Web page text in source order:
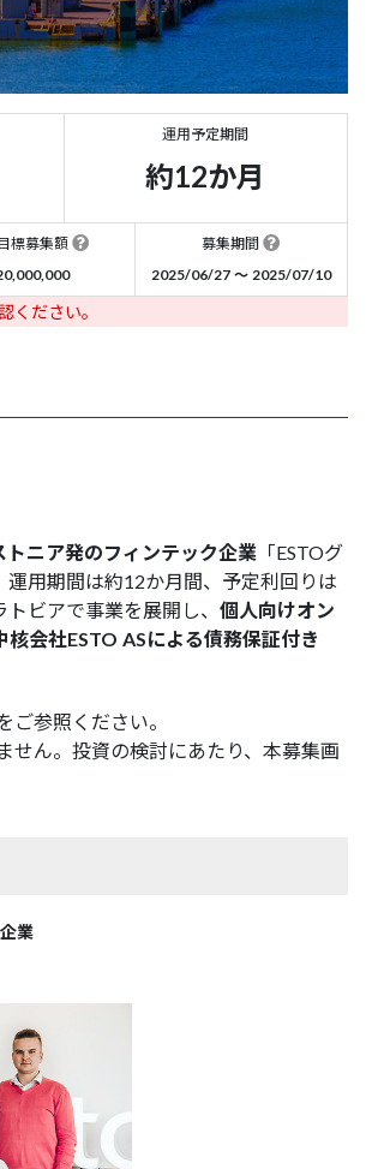
運用予定期間
約12か月
標募集額
募集期間
2025/06/27 〜 2025/07/10
ください。
ニア発のフィンテック企業 「ESTOグ
用期間は約12か月間、予定利回りは
ビアで事業を展開し、 個人向けオン
核会社ESTO ASによる債務保証付き
参照ください。
ん。投資の検討にあたり、本募集画
業